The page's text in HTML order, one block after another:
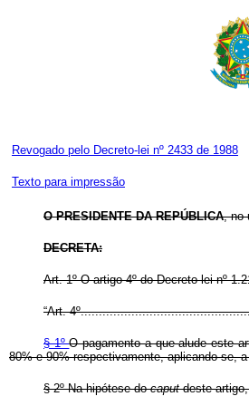
Revogado pelo Decreto-lei nº 2433 de 1988
Texto para impressão
O PRESIDENTE DA REPÚBLICA, no
DECRETA:
Art. 1º O artigo 4º do Decreto-lei nº
“Art.
§ 1ºO pagamento a que alude este
80% e 90% respectivamente, aplicando-se,
§ 2º Na hipótese docaputdeste artigo,